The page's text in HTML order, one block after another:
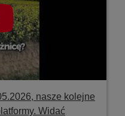
nasze kolejne
Widać